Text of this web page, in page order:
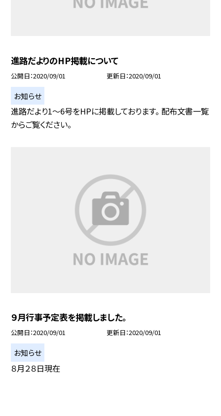
進路だよりのHP掲載について
公開日 2020/09/01 更新日 2020/09/01
お知らせ
進路だより1〜6号をHPに掲載しております。 配布文書一覧
からご覧ください。
９月行事予定表を掲載しました。
公開日 2020/09/01 更新日 2020/09/01
お知らせ
８月２８日現在